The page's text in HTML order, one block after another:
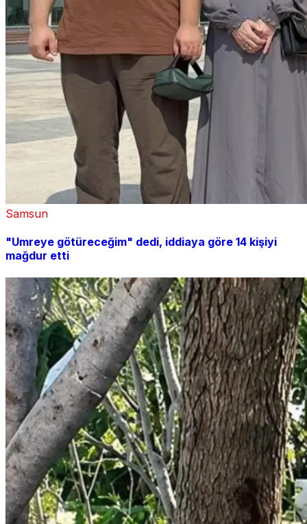
Samsun
"Umreye götüreceğim" dedi, iddiaya göre 14 kişiyi
mağdur etti